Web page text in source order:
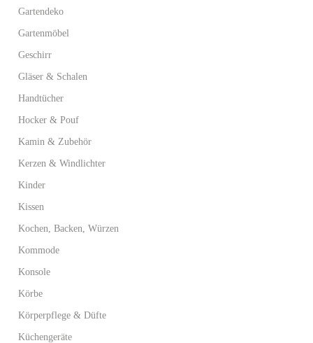
Gartendeko
Gartenmöbel
Geschirr
Gläser & Schalen
Handtücher
Hocker & Pouf
Kamin & Zubehör
Kerzen & Windlichter
Kinder
Kissen
Kochen, Backen, Würzen
Kommode
Konsole
Körbe
Körperpflege & Düfte
Küchengeräte